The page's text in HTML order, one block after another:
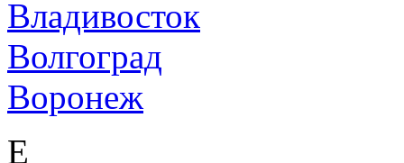
Владивосток
Волгоград
Воронеж
Е